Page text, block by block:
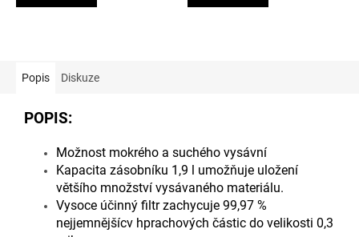
Popis Diskuze
POPIS:
Možnost mokrého a suchého vysávní
Kapacita zásobníku 1,9 l umožňuje uložení
většího množství vysávaného materiálu.
Vysoce účinný filtr zachycuje 99,97 %
nejjemnějšícv hprachových částic do velikosti 0,3